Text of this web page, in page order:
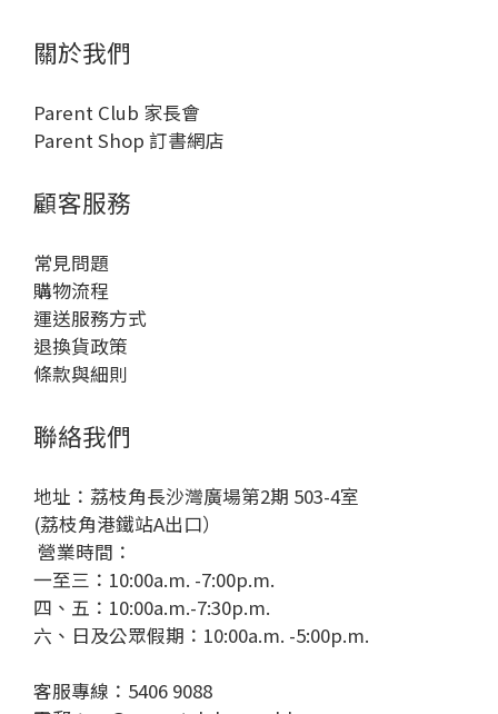
關於我們
Parent Club 家長會
Parent Shop 訂書網店
顧客服務
常見問題
購物流程
運送服務方式
退換貨政策
條款與細則
聯絡我們
地址：荔枝角長沙灣廣場第2期 503-4室
(荔枝角港鐵站A出口）
營業時間：
一至三：10:00a.m. -7:00p.m.
四、五：10:00a.m.-7:30p.m.
六、日及公眾假期：10:00a.m. -5:00p.m.
客服專線：5406 9088